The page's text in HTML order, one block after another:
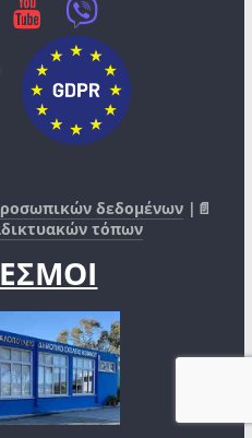
δεδομένων |📄
τόπων